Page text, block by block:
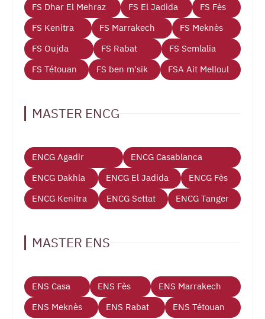
FS Dhar El Mehraz
FS El Jadida
FS Fès
FS Kenitra
FS Marrakech
FS Meknès
FS Oujda
FS Rabat
FS Semlalia
FS Tétouan
FS ben m'sik FSA Ait Melloul
MASTER ENCG
ENCG Agadir
ENCG Casablanca
ENCG Dakhla
ENCG El Jadida
ENCG Fès
ENCG Kenitra
ENCG Settat ENCG Tanger
MASTER ENS
ENS Casa ENS Fès
ENS Marrakech
ENS Meknès
ENS Rabat ENS Tétouan